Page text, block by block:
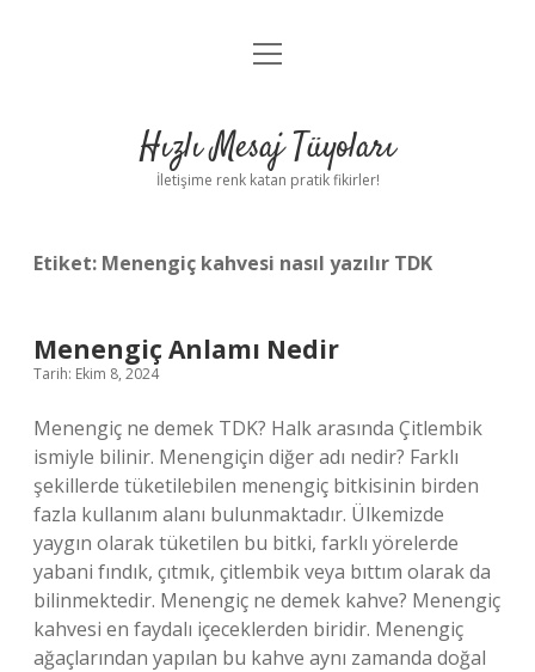
Anasayfa
Yasal Uyarı
menüyü
Hızlı Mesaj Tüyoları
İletişime renk katan pratik fikirler!
Etiket: Menengiç kahvesi nasıl yazılır TDK
Menengiç Anlamı Nedir
Tarih: Ekim 8, 2024
Menengiç ne demek TDK? Halk arasında Çitlembik
ismiyle bilinir. Menengiçin diğer adı nedir? Farklı
şekillerde tüketilebilen menengiç bitkisinin birden
fazla kullanım alanı bulunmaktadır. Ülkemizde
yaygın olarak tüketilen bu bitki, farklı yörelerde
yabani fındık, çıtmık, çitlembik veya bıttım olarak da
bilinmektedir. Menengiç ne demek kahve? Menengiç
kahvesi en faydalı içeceklerden biridir. Menengiç
ağaçlarından yapılan bu kahve aynı zamanda doğal